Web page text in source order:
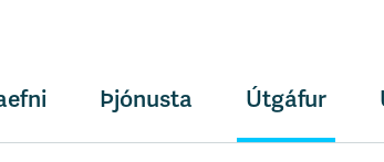
Þjónusta Útgáfur